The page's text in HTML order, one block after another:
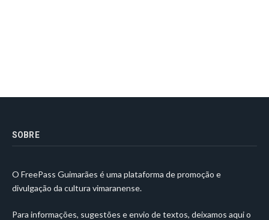
SOBRE
O FreePass Guimarães é uma plataforma de promoção e
divulgação da cultura vimaranense.
Para informações, sugestões e envio de textos, deixamos aqui o